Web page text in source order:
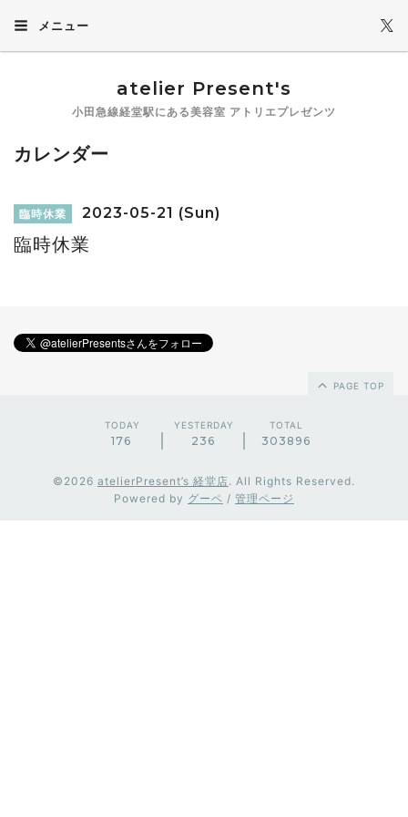
メニュー
atelier Present's
小田急線経堂駅にある美容室 アトリエプレゼンツ
カレンダー
臨時休業 2023-05-21 (Sun)
臨時休業
PAGE TOP
TODAY
176
YESTERDAY
236
TOTAL
303896
©2026 atelierPresent’s 経堂店. All Rights Reserved.
Powered by グーペ / 管理ページ